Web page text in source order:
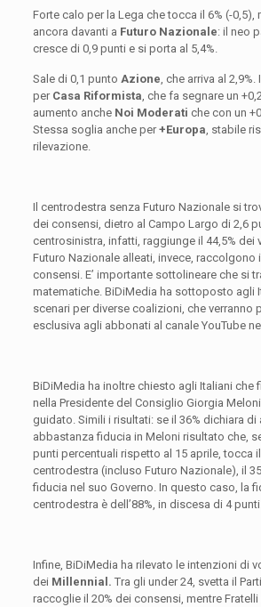
Forte calo per la Lega che tocca il 6% (-0,5),
ancora davanti a Futuro Nazionale: il neo
cresce di 0,9 punti e si porta al 5,4%.
Sale di 0,1 punto Azione , che arriva al
per Casa Riformista , che fa segnare un
aumento anche Noi Moderati che con un
Stessa soglia anche per+Europa , stabile
rilevazione.
Il centrodestra senza Futuro Nazionale si
dei consensi, dietro al Campo Largo di 2,6
centrosinistra, infatti, raggiunge il 44,5% dei
Futuro Nazionale alleati, invece, raccolgono
consensi. E’ importante sottolineare che si
matematiche. BiDiMedia ha sottoposto agli
scenari per diverse coalizioni, che verranno
esclusiva agli abbonati al canale YouTube
BiDiMedia ha inoltre chiesto agli Italiani che
nella Presidente del Consiglio Giorgia
guidato. Simili i risultati: se il 36% dichiara di
abbastanza fiducia in Meloni risultato che,
punti percentuali rispetto al 15 aprile, tocca
centrodestra (incluso Futuro Nazionale), il
fiducia nel suo Governo. In questo caso, la
centrodestra è dell’88%, in discesa di 4 punti.
Infine, BiDiMedia ha rilevato le intenzioni di
dei Millennial. Tra gli under 24, svetta il
raccoglie il 20% dei consensi, mentre Fratelli